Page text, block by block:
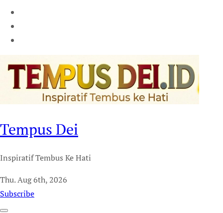
Tempus Dei
Inspiratif Tembus Ke Hati
Thu. Aug 6th, 2026
Subscribe